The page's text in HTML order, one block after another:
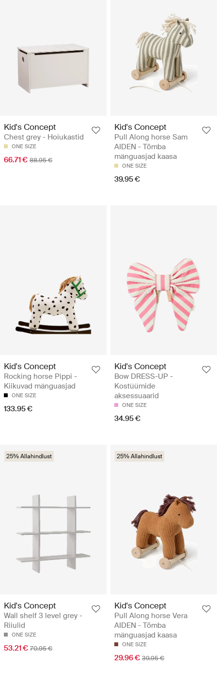
Kid's Concept
Chest grey - Hoiukastid
ONE SIZE
66.71 € 88.95 €
Kid's Concept
Pull Along horse Sam
AIDEN - Tõmba
mänguasjad kaasa
ONE SIZE
39.95 €
Kid's Concept
Rocking horse Pippi -
Kiikuvad mänguasjad
ONE SIZE
133.95 €
Kid's Concept
Bow DRESS-UP -
Kostüümide
aksessuaarid
ONE SIZE
34.95 €
25% Allahindlust
Kid's Concept
Wall shelf 3 level grey -
Riiulid
ONE SIZE
53.21 € 70.95 €
25% Allahindlust
Kid's Concept
Pull Along horse Vera
AIDEN - Tõmba
mänguasjad kaasa
ONE SIZE
29.96 € 39.95 €